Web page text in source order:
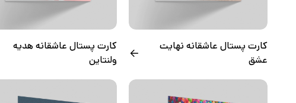
کارت پستال عاشقانه نهایت
عشق
کارت پستال عاشقانه هدیه
ولنتاین